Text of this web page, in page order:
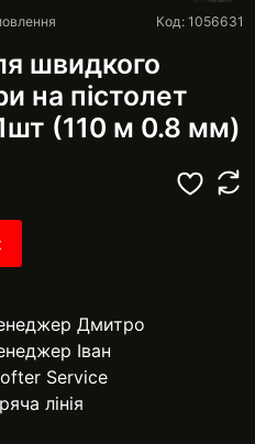
швидкого
на пістолет
(110 м 0.8 мм)
Код: 1056631
Дмитро
Іван
Service
лінія